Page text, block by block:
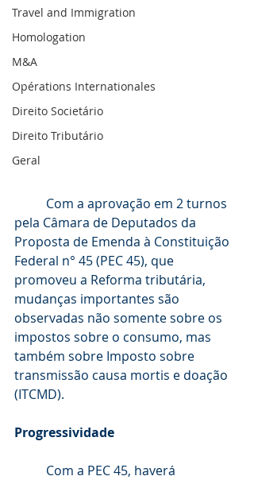
Travel and Immigration
Homologation
M&A
Opérations Internationales
Direito Societário
Direito Tributário
Geral
pela Câmara de Deputados da
Proposta de Emenda à Constituição
Federal n° 45 (PEC 45), que
promoveu a Reforma tributária,
mudanças importantes são
observadas não somente sobre os
impostos sobre o consumo, mas
também sobre Imposto sobre
transmissão causa mortis e doação
(ITCMD).
Progressividade